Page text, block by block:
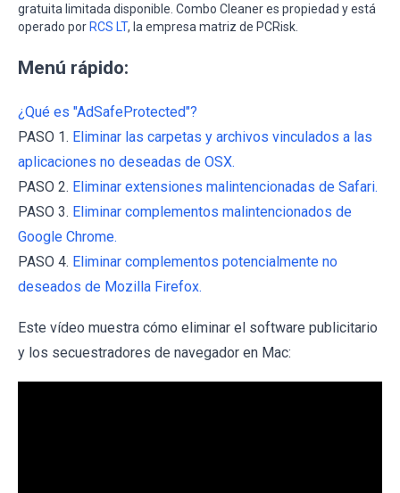
gratuita limitada disponible. Combo Cleaner es propiedad y está
operado por RCS LT, la empresa matriz de PCRisk.
Menú rápido:
¿Qué es "AdSafeProtected"?
PASO 1. Eliminar las carpetas y archivos vinculados a las
aplicaciones no deseadas de OSX.
PASO 2. Eliminar extensiones malintencionadas de Safari.
PASO 3. Eliminar complementos malintencionados de
Google Chrome.
PASO 4. Eliminar complementos potencialmente no
deseados de Mozilla Firefox.
Este vídeo muestra cómo eliminar el software publicitario
y los secuestradores de navegador en Mac: